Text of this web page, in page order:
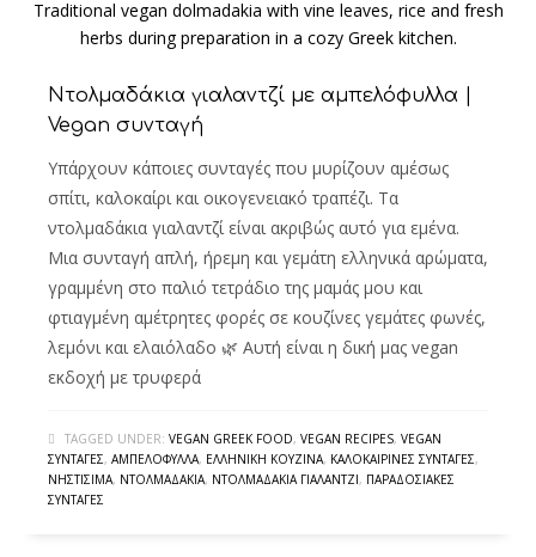
Ντολμαδάκια γιαλαντζί με αμπελόφυλλα |
Vegan συνταγή
Υπάρχουν κάποιες συνταγές που μυρίζουν αμέσως
σπίτι, καλοκαίρι και οικογενειακό τραπέζι. Τα
ντολμαδάκια γιαλαντζί είναι ακριβώς αυτό για εμένα.
Μια συνταγή απλή, ήρεμη και γεμάτη ελληνικά αρώματα,
γραμμένη στο παλιό τετράδιο της μαμάς μου και
φτιαγμένη αμέτρητες φορές σε κουζίνες γεμάτες φωνές,
λεμόνι και ελαιόλαδο 🌿 Αυτή είναι η δική μας vegan
εκδοχή με τρυφερά
TAGGED UNDER: VEGAN GREEK FOOD, VEGAN RECIPES, VEGAN
ΣΥΝΤΑΓΈΣ, ΑΜΠΕΛΌΦΥΛΛΑ, ΕΛΛΗΝΙΚΉ ΚΟΥΖΊΝΑ, ΚΑΛΟΚΑΙΡΙΝΈΣ ΣΥΝΤΑΓΈΣ,
ΝΗΣΤΊΣΙΜΑ, ΝΤΟΛΜΑΔΆΚΙΑ, ΝΤΟΛΜΑΔΆΚΙΑ ΓΙΑΛΑΝΤΖΊ, ΠΑΡΑΔΟΣΙΑΚΈΣ
ΣΥΝΤΑΓΈΣ